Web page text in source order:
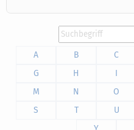
A
B C
G
H I
M
N O
S
T U